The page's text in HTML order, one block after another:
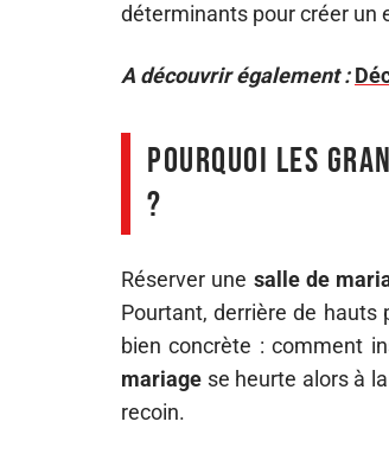
déterminants pour créer un
A découvrir également :
Pourquoi les
?
Réserver une salle de
Pourtant, derrière de hauts
bien concrète : comment
mariage se heurte alors à
recoin.